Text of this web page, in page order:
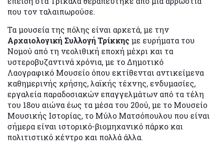
που τον ταλαιπωρούσε.
Τα μουσεία της πόλης είναι αρκετά, με την
Αρχαιολογική Συλλογή Τρίκκηςμε ευρήματα του
Νομού από τη νεολιθική εποχή μέχρι και τα
υστεροβυζαντινά χρόνια, με το Δημοτικό
Λαογραφικό Μουσείο όπου εκτίθενται αντικείμενα
καθημερινής χρήσης, λαϊκής τέχνης, ενδυμασίες,
εργαλεία παραδοσιακών επαγγελμάτων από τα τέλη
του 18ου αιώνα έως τα μέσα του 20ού, με το Μουσείο
Μουσικής Ιστορίας, το Μύλο Ματσόπουλου που είναι
σήμερα είναι ιστορικό-βιομηχανικό πάρκο και
πολιτιστικό κέντρο και πολλά άλλα.